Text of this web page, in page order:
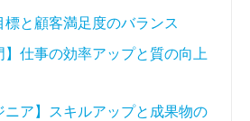
標と顧客満足度のバランス
】仕事の効率アップと質の向上
ニア】スキルアップと成果物の